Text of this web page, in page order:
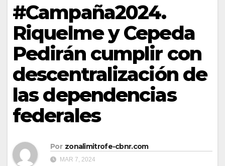
#Campaña2024.
Riquelme y Cepeda
Pedirán cumplir con
descentralización de
las dependencias
federales
Por zonalimitrofe-cbnr.com
MAR 7, 2024